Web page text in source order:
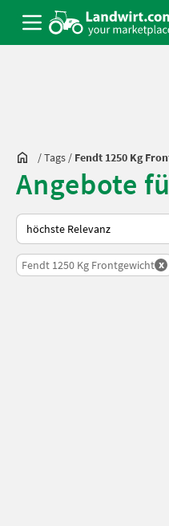
/Tags / Fendt 1250 Kg
Angebote
So wird auf Landwirt.com
Fendt 1250 Kg Frontgewicht x